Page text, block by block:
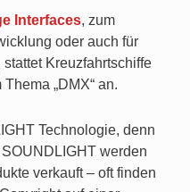
Interfaces, zum
oder auch für
Kreuzfahrtschiffe
„DMX“ an.
Technologie, denn
werden
verkauft – oft finden